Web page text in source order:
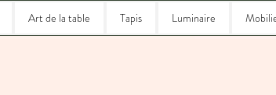
Art de la table Tapis Luminaire